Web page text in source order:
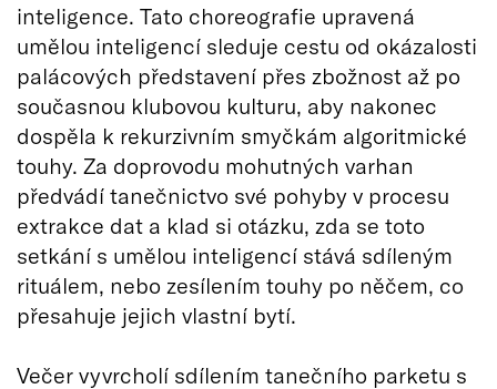
inteligence. Tato choreografie upravená
umělou inteligencí sleduje cestu od okázalosti
palácových představení přes zbožnost až po
současnou klubovou kulturu, aby nakonec
dospěla k rekurzivním smyčkám algoritmické
touhy. Za doprovodu mohutných varhan
předvádí tanečnictvo své pohyby v procesu
extrakce dat a klad si otázku, zda se toto
setkání s umělou inteligencí stává sdíleným
rituálem, nebo zesílením touhy po něčem, co
přesahuje jejich vlastní bytí.
Večer vyvrcholí sdílením tanečního parketu s